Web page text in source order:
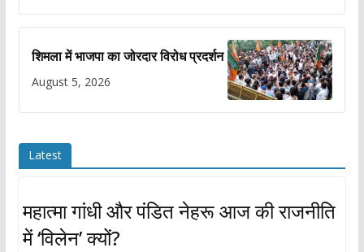
शिमला में भाजपा का जोरदार विरोध प्रदर्शन
August 5, 2026
Latest
महात्मा गांधी और पंडित नेहरू आज की राजनीति
में ‘विलेन’ क्यों?